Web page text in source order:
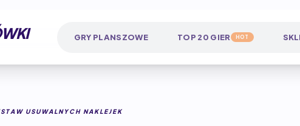
GRY PLANSZOWE TOP 20 GIER HOT
USUWALNYCH NAKLEJEK